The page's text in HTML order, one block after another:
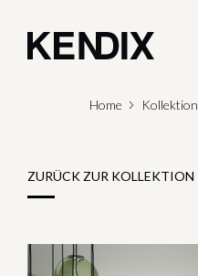
Home Kollektion
ZURÜCK ZUR KOLLEKTION